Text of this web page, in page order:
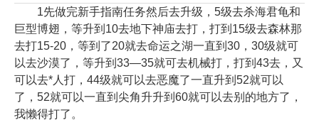
1先做完新手指南任务然后去升级，5级去杀海君龟和
巨型博翅，等升到10去地下神庙去打，打到15级去森林那
去打15-20，等到了20就去命运之湖一直到30，30级就可
以去沙漠了，等升到33—35就可去机械打，打到43去，又
可以去*人打，44级就可以去恶魔了一直升到52就可以
了，52就可以一直到尖角升升到60就可以去别的地方了，
我懒得打了。